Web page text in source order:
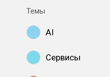
Темы
AI
Сервисы